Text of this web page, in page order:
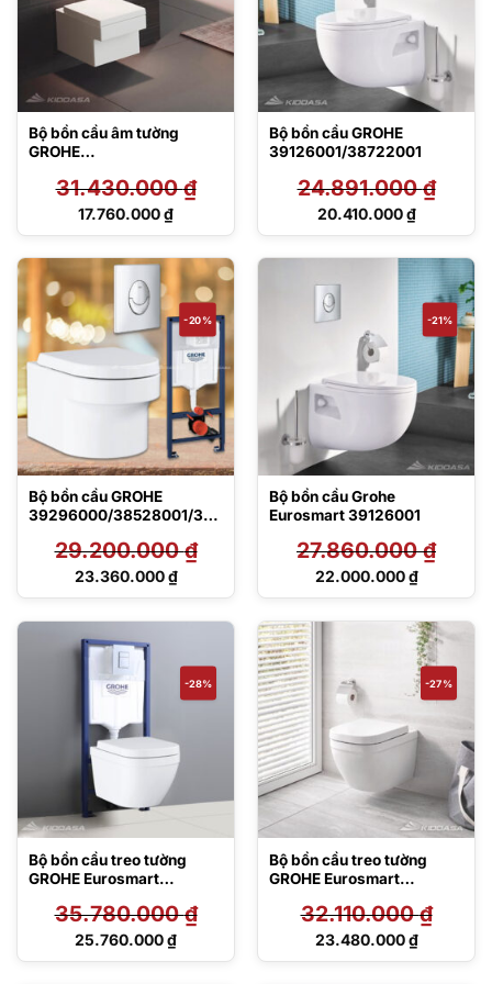
Bộ bồn cầu âm tường
GROHE
320031.430.000₫
Giá
31.430.000 ₫.
17.760.000₫
Giá
tại
là:
17.760.000 ₫.
Bộ bồn cầu GROHE
39126001/38722001
24.891.000₫
Giá
24.891.000 ₫.
20.410.000₫
Giá
20.410.000 ₫.
-20%
Bộ bồn cầu GROHE
39296000/38528001/385
29.200.000₫
Giá
29.200.000 ₫.
23.360.000₫
Giá
là:
23.360.000 ₫.
-21%
Bộ bồn cầu Grohe
Eurosmart 39126001
27.860.000₫
Giá
27.860.000 ₫.
22.000.000₫
Giá
22.000.000 ₫.
-28%
Bộ bồn cầu treo tường
GROHE Eurosmart
35.780.000₫
Giá
25.760.000₫
Giá
-27%
Bộ bồn cầu treo tường
GROHE Eurosmart
32.110.000₫
Giá
23.480.000₫
Giá